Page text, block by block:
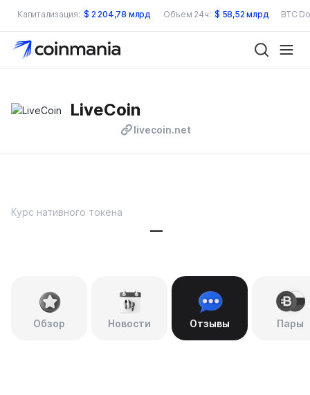
Капитализация: $ 2 204,78 млрд Объем 24ч: $ 58,52 млрд BTC
LiveCoin
livecoin.net
Курс нативного токена
—
Обзор Новости Отзывы Пары